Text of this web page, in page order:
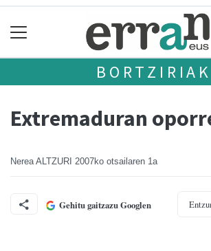
BORTZIRIAK
Extremaduran
Nerea ALTZURI 2007ko otsailaren 1a
Gehitu gaitzazu Googlen